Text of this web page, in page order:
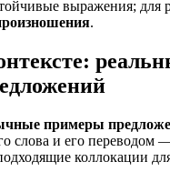
выражения; для
.
примеры
слова и его переводом
коллокации